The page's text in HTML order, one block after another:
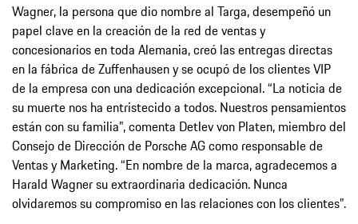
Wagner, la persona que dio nombre al Targa, desempeñó un
papel clave en la creación de la red de ventas y
concesionarios en toda Alemania, creó las entregas directas
en la fábrica de Zuffenhausen y se ocupó de los clientes VIP
de la empresa con una dedicación excepcional. “La noticia de
su muerte nos ha entristecido a todos. Nuestros pensamientos
están con su familia”, comenta Detlev von Platen, miembro del
Consejo de Dirección de Porsche AG como responsable de
Ventas y Marketing. “En nombre de la marca, agradecemos a
Harald Wagner su extraordinaria dedicación. Nunca
olvidaremos su compromiso en las relaciones con los clientes”.